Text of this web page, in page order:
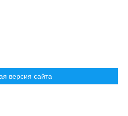
версия сайта